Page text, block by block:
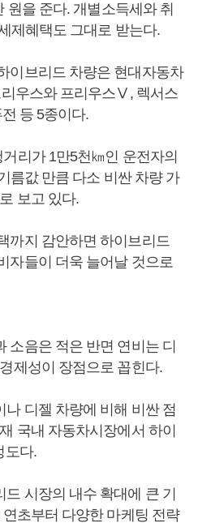
원을 준다. 개별소득세와 취
제혜택도 그대로 받는다.
이브리드 차량은 현대자동차
우스와 프리우스Ⅴ, 렉서스
등 5종이다.
리가 1만5천㎞인 운전자의
름값 만큼 다소 비싼 차량 가
보고 있다.
까지 감안하면 하이브리드
자들이 더욱 늘어날 것으로
소음은 적은 반면 연비는 디
제성이 장점으로 꼽힌다.
디젤 차량에 비해 비싼 점
국내 자동차시장에서 하이
도다.
시장의 내수 확대에 큰 기
초부터 다양한 마케팅 전략